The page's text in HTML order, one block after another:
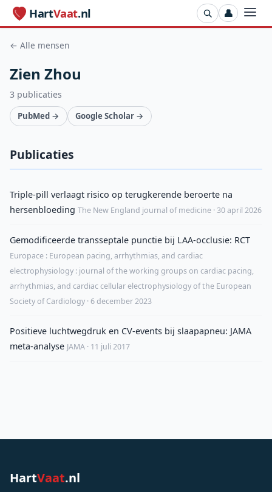
HartVaat.nl 👤
← Alle mensen
Zien Zhou
3 publicaties
PubMed → Google Scholar →
Publicaties
Triple-pill verlaagt risico op terugkerende beroerte na
hersenbloeding The New England journal of medicine · 30 april 2026
Gemodificeerde transseptale punctie bij LAA-occlusie: RCT
Europace : European pacing, arrhythmias, and cardiac
electrophysiology : journal of the working groups on cardiac pacing,
arrhythmias, and cardiac cellular electrophysiology of the European
Society of Cardiology · 6 december 2023
Positieve luchtwegdruk en CV-events bij slaapapneu: JAMA
meta-analyse JAMA · 11 juli 2017
HartVaat.nl